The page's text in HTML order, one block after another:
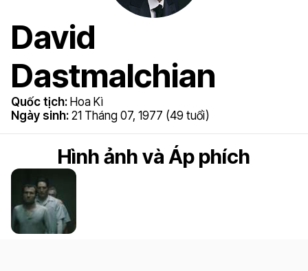
David
Dastmalchian
Quốc tịch: Hoa Kì
Ngày sinh: 21 Tháng 07, 1977 (49 tuổi)
Hình ảnh và Áp phích